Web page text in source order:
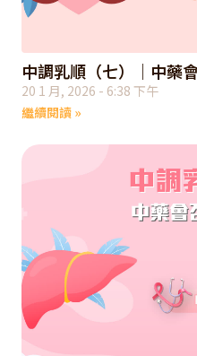
中調乳順（七）｜中藥
20 1 月, 2026
6:38 下午
繼續閱讀 »